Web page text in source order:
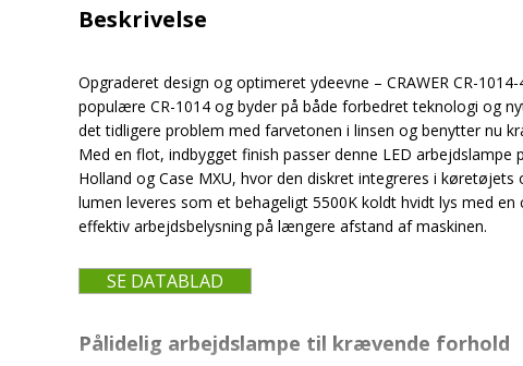
Beskrivelse
Opgraderet design og optimeret ydeevne – CRAWER CR-
populære CR-1014 og byder på både forbedret teknologi og
det tidligere problem med farvetonen i linsen og benytter nu
Med en flot, indbygget finish passer denne LED arbejdslampe
Holland og Case MXU, hvor den diskret integreres i
lumen leveres som et behageligt 5500K koldt hvidt lys med
effektiv arbejdsbelysning på længere afstand af maskinen.
SE DATABLAD
Pålidelig arbejdslampe til krævende forhold